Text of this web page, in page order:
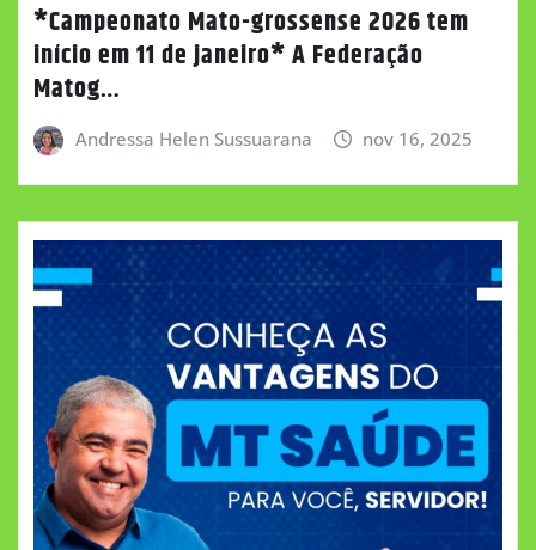
*Campeonato Mato-grossense 2026 tem
início em 11 de janeiro* A Federação
Matog…
Andressa Helen Sussuarana nov 16, 2025